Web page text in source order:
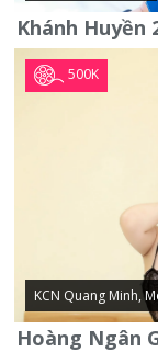
500K
KCN Quang Minh,